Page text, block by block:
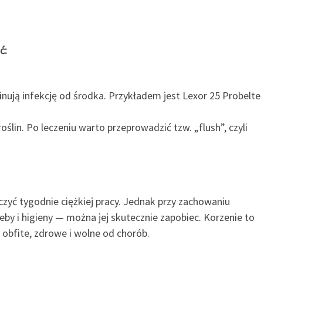
infekcję od środka. Przykładem jest Lexor 25 Probelte
Po leczeniu warto przeprowadzić tzw. „flush”, czyli
tygodnie ciężkiej pracy. Jednak przy zachowaniu
i higieny — można jej skutecznie zapobiec. Korzenie to
obfite, zdrowe i wolne od chorób.